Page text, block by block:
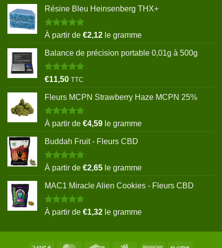
Résine Bleu Heinsenberg THX+
Note5.00
sur 5
À partir de €2,12 le gramme
Balance de précision portable 0,01g à 500g
Note5.00
sur 5
€11,50 TTC
Fleurs MCPN Strawberry Haze MCPN 25%
Note5.00
sur 5
À partir de €4,59 le gramme
Buddah Fruit - Fleurs CBD
Note5.00
sur 5
À partir de €2,65 le gramme
MAC1 Miracle Alien Cookies - Fleurs CBD
Note5.00
sur 5
À partir de €1,32 le gramme